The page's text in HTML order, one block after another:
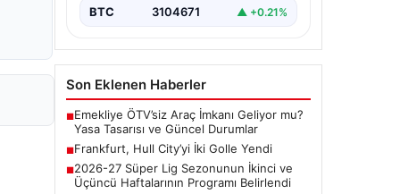
BTC 3104671 ▲ +0.21%
Son Eklenen Haberler
■Emekliye ÖTV’siz Araç İmkanı Geliyor mu?
Yasa Tasarısı ve Güncel Durumlar
■Frankfurt, Hull City’yi İki Golle Yendi
■2026-27 Süper Lig Sezonunun İkinci ve
Üçüncü Haftalarının Programı Belirlendi